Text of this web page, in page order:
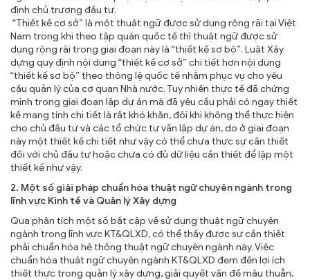
định chủ trương đầu tư.
“Thiết kế cơ sở” là một thuật ngữ được sử dụng rộng rãi tại Việt
Nam trong khi theo tập quán quốc tế thì thuật ngữ được sử
dụng rộng rãi trong giai đoạn này là “thiết kế sơ bộ”. Luật Xây
dựng quy định nội dung “thiết kế cơ sở” chi tiết hơn nội dung
“thiết kế sơ bộ” theo thông lệ quốc tế nhằm phục vụ cho yêu
cầu quản lý của cơ quan Nhà nước. Tuy nhiên thực tế đã chứng
minh trong giai đoạn lập dự án mà đã yêu cầu phải có ngay thiết
kế mang tính chi tiết là rất khó khăn, đôi khi không thể thực hiện
cho chủ đầu tư và các tổ chức tư vấn lập dự án, do ở giai đoạn
này một thiết kế chi tiết như vậy có thể chưa thực sự cần thiết
đối với chủ đầu tư hoặc chưa có đủ dữ liệu cần thiết để lập một
thiết kế như vậy.
2. Một số giải pháp chuẩn hóa thuật ngữ chuyên ngành trong
lĩnh vực Kinh tế và Quản lý Xây dựng
Qua phân tích một số bất cập về sử dụng thuật ngữ chuyên
ngành trong lĩnh vực KT&QLXD, có thể thấy được sự cần thiết
phải chuẩn hóa hệ thống thuật ngữ chuyên ngành này. Việc
chuẩn hóa thuật ngữ chuyên ngành KT&QLXD đem đến lợi ích
thiết thực trong quản lý xây dựng, giải quyết vấn đề mâu thuẫn,